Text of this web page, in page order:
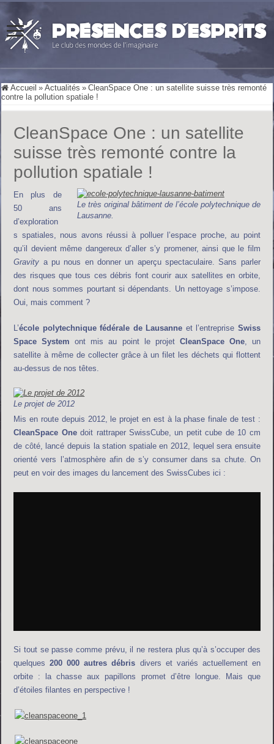
Accueil » Actualités » CleanSpace One : un satellite suisse très remonté
contre la pollution spatiale !
CleanSpace One : un satellite
suisse très remonté contre la
pollution spatiale !
Le très original bâtiment de l’école polytechnique de
Lausanne.
En plus de
50 ans
d’exploration
s spatiales, nous avons réussi à polluer l’espace proche, au point
qu’il devient même dangereux d’aller s’y promener, ainsi que le film
Gravity a pu nous en donner un aperçu spectaculaire. Sans parler
des risques que tous ces débris font courir aux satellites en orbite,
dont nous sommes pourtant si dépendants. Un nettoyage s’impose.
Oui, mais comment ?
L’école polytechnique fédérale de Lausanne et l’entreprise Swiss
Space System ont mis au point le projet CleanSpace One, un
satellite à même de collecter grâce à un filet les déchets qui flottent
au-dessus de nos têtes.
Le projet de 2012
Mis en route depuis 2012, le projet en est à la phase finale de test :
CleanSpace Onedoit rattraper SwissCube, un petit cube de 10 cm
de côté, lancé depuis la station spatiale en 2012, lequel sera ensuite
orienté vers l’atmosphère afin de s’y consumer dans sa chute. On
peut en voir des images du lancement des SwissCubes ici :
Si tout se passe comme prévu, il ne restera plus qu’à s’occuper des
quelques200 000 autres débris divers et variés actuellement en
orbite : la chasse aux papillons promet d’être longue. Mais que
d’étoiles filantes en perspective !